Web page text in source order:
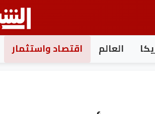
العالم اقتصاد واستثمار